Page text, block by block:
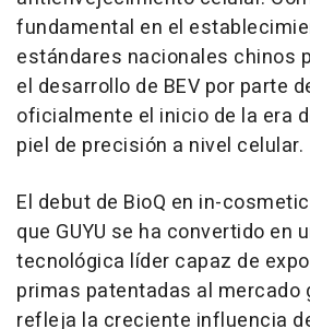
fundamental en el
estándares nacionales chinos
el desarrollo de BEV por parte
oficialmente el inicio de la era
piel de precisión a nivel celular.
El debut de BioQ en in-
que GUYU se ha convertido en
tecnológica líder capaz de
primas patentadas al mercado
refleja la creciente influencia